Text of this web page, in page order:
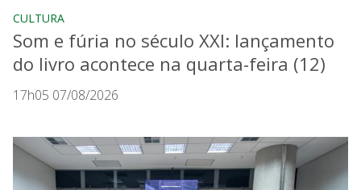
CULTURA
Som e fúria no século XXI: lançamento
do livro acontece na quarta-feira (12)
17h05 07/08/2026